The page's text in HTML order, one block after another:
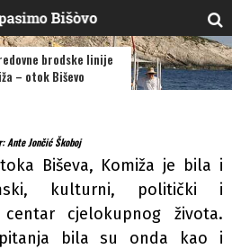
brodske linije
– otok Biševo
Ante Jončić Škoboj
Biševa, Komiža je bila i
kulturni, politički i
centar cjelokupnog života.
pitanja bila su onda kao i